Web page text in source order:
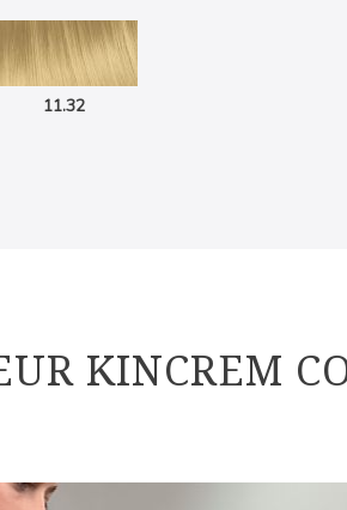
11.32
KINCREM